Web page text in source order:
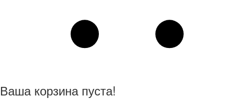
Ваша корзина пуста!